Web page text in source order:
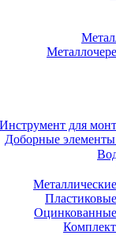
Инструмент для
Доборные